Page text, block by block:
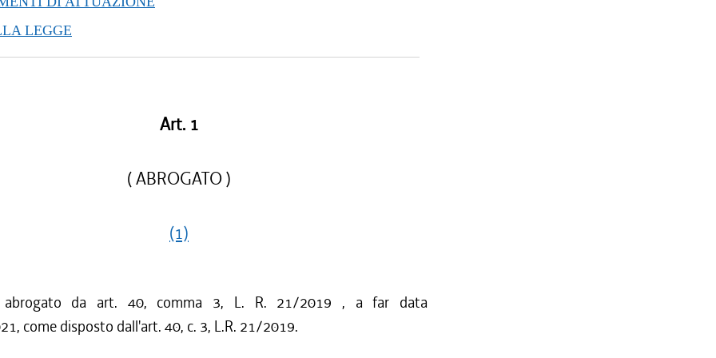
al 12/01/2016
al 12/11/2015
LEGGE
Art. 1
( ABROGATO )
(1)
abrogato da art. 40, comma 3, L. R. 21/2019 , a far data
come disposto dall'art. 40, c. 3, L.R. 21/2019.